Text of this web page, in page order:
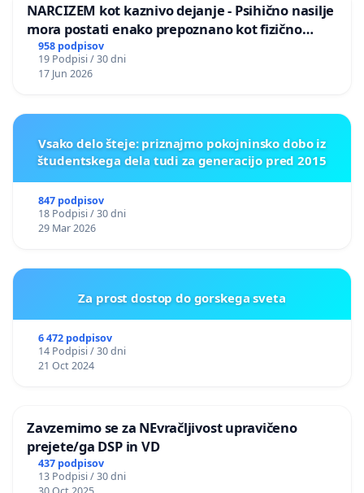
NARCIZEM kot kaznivo dejanje - Psihično nasilje
mora postati enako prepoznano kot fizično
nasilje
958 podpisov
19 Podpisi / 30 dni
17 Jun 2026
Vsako delo šteje: priznajmo pokojninsko dobo iz
študentskega dela tudi za generacijo pred 2015
847 podpisov
18 Podpisi / 30 dni
29 Mar 2026
Za prost dostop do gorskega sveta
6 472 podpisov
14 Podpisi / 30 dni
21 Oct 2024
Zavzemimo se za NEvračljivost upravičeno
prejete/ga DSP in VD
437 podpisov
13 Podpisi / 30 dni